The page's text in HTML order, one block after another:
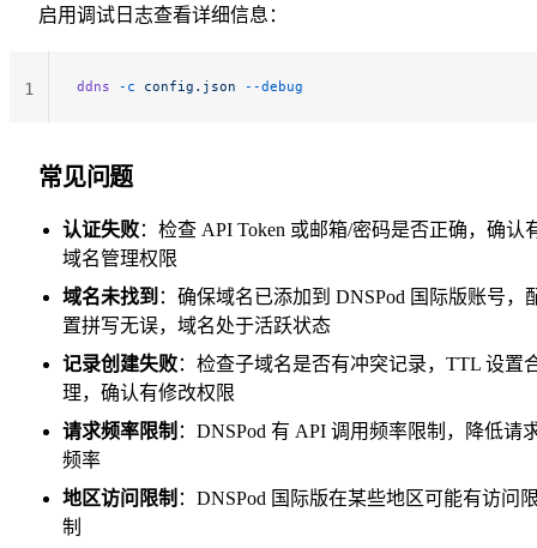
启用调试日志查看详细信息：
ddns -c config.json --debug
1
常见问题
认证失败：检查 API Token 或邮箱/密码是否正确，确认
域名管理权限
域名未找到 ：确保域名已添加到 DNSPod 国际版账号，
置拼写无误，域名处于活跃状态
记录创建失败：检查子域名是否有冲突记录，TTL 设置
理，确认有修改权限
请求频率限制 ：DNSPod 有 API 调用频率限制，降低请
频率
地区访问限制 ：DNSPod 国际版在某些地区可能有访问
制